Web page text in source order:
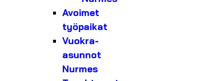
Avoimet
työpaikat
Vuokra-
asunnot
Nurmes